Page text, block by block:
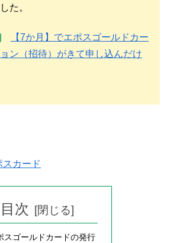
た。
【7か月】でエポスゴールドカー
ン（招待）がきて申し込んだけ
スカード
目次
スゴールドカードの発行